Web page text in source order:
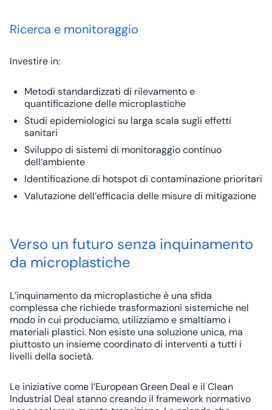
Ricerca e monitoraggio
Investire in:
Metodi standardizzati di rilevamento e
quantificazione delle microplastiche
Studi epidemiologici su larga scala sugli effetti
sanitari
Sviluppo di sistemi di monitoraggio continuo
dell’ambiente
Identificazione di hotspot di contaminazione prioritari
Valutazione dell’efficacia delle misure di mitigazione
Verso un futuro senza inquinamento
da microplastiche
L’inquinamento da microplastiche è una sfida
complessa che richiede trasformazioni sistemiche nel
modo in cui produciamo, utilizziamo e smaltiamo i
materiali plastici. Non esiste una soluzione unica, ma
piuttosto un insieme coordinato di interventi a tutti i
livelli della società.
Le iniziative come l’European Green Deal e il Clean
Industrial Deal stanno creando il framework normativo